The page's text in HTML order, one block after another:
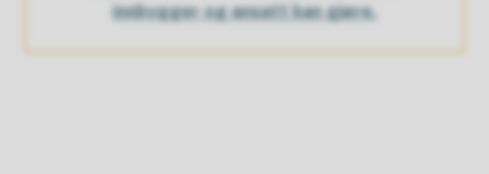
innbygger og ansatt kan gjøre.